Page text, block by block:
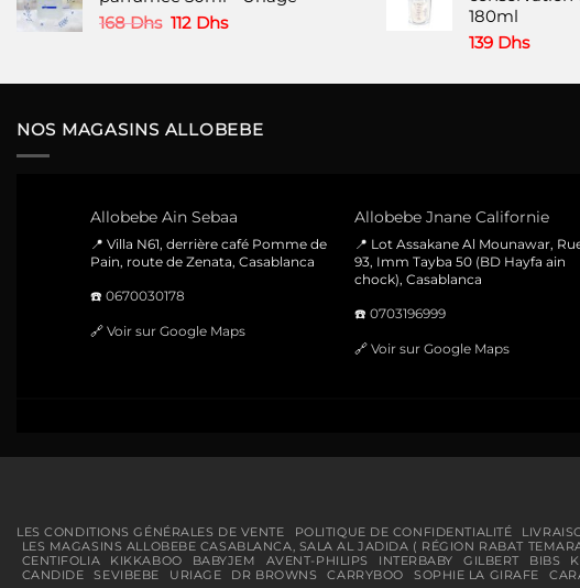
220 Dhs.
168Dhs Le
était :
112 DhsLe
est :
180ml
139 Dhs
NOS MAGASINS ALLOBEBE
Allobebe Ain Sebaa
📍 Villa N61, derrière café Pomme de
Pain, route de Zenata, Casablanca
☎️ 0670030178
🔗 Voir sur Google Maps
Allobebe Jnane Californie
📍 Lot Assakane Al Mounawar,
93, Imm Tayba 50 (BD Hayfa ain
chock), Casablanca
☎️ 0703196999
🔗 Voir sur Google Maps
LES CONDITIONS GÉNÉRALES DE VENTE POLITIQUE DE CONFIDENTIALITÉ
LES MAGASINS ALLOBEBE CASABLANCA, SALA AL JADIDA ( RÉGION RABAT
CENTIFOLIA
KIKKABOO BABYJEM AVENT-PHILIPS INTERBABY GILBERT BIBS
CANDIDE
SEVIBEBE URIAGE DR BROWNS CARRYBOO SOPHIE LA GIRAFE